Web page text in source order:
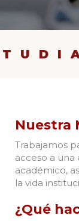
Nuestra
Trabajamos
acceso a
académico,
la vida
¿Qué